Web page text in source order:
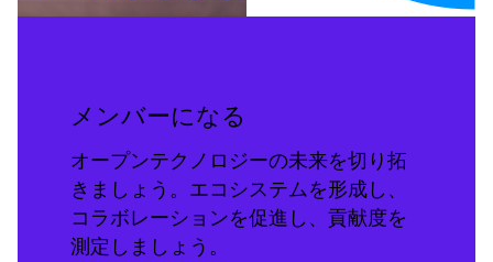
メンバーになる
オープンテクノロジーの未来を切り拓
きましょう。エコシステムを形成し、
コラボレーションを促進し、貢献度を
測定しましょう。